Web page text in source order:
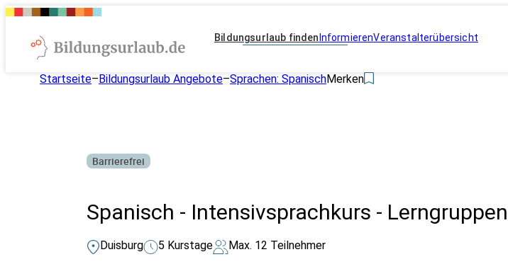
Bildungsurlaub finden InformierenVeranstalterübersicht
Startseite–Bildungsurlaub Angebote–Sprachen: SpanischMerken
Barrierefrei
Spanisch - Intensivsprachkurs -
Duisburg 5 Kurstage Max. 12 Teilnehmer